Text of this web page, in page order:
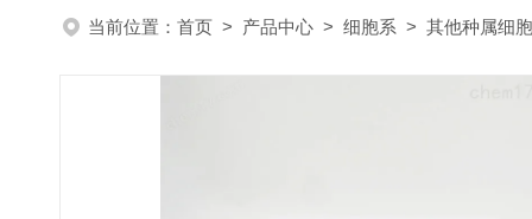
当前位置： 首页 > 产品中心 > 细胞系 > 其他种属细